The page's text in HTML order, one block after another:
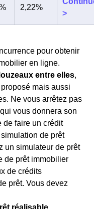
2,22%
>
pour obtenir
en ligne.
entre elles,
mais aussi
Ne vous arrêtez pas
vous donnera son
de faire un crédit
de prêt
un simulateur de prêt
de prêt immobilier
de crédits
prêt. Vous devez
réalisable